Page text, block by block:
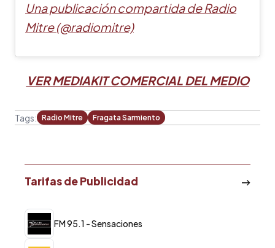
Una publicación compartida de Radio
Mitre (@radiomitre)
VER MEDIAKIT COMERCIAL DEL MEDIO
Tags: Radio Mitre Fragata Sarmiento
Tarifas de Publicidad
FM 95.1 - Sensaciones